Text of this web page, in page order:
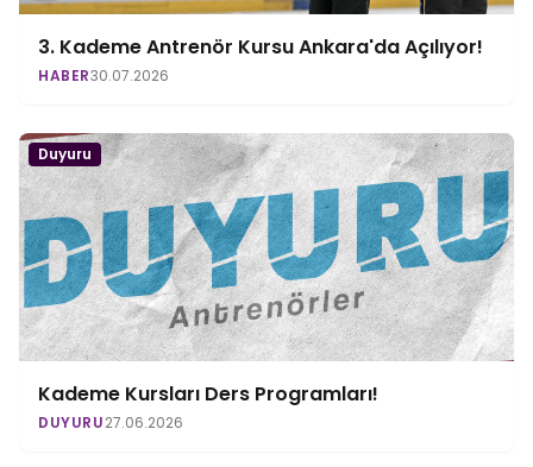
3. Kademe Antrenör Kursu Ankara'da Açılıyor!
HABER30.07.2026
Duyuru
Kademe Kursları Ders Programları!
DUYURU27.06.2026